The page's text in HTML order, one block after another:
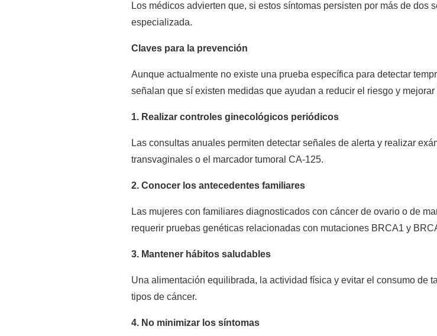
Los médicos advierten que, si estos síntomas persisten por más de dos
especializada.
Claves para la prevención
Aunque actualmente no existe una prueba específica para detectar
señalan que sí existen medidas que ayudan a reducir el riesgo y
1. Realizar controles ginecológicos periódicos
Las consultas anuales permiten detectar señales de alerta y realizar
transvaginales o el marcador tumoral CA-125.
2. Conocer los antecedentes familiares
Las mujeres con familiares diagnosticados con cáncer de ovario o de
requerir pruebas genéticas relacionadas con mutaciones BRCA1 y
3. Mantener hábitos saludables
Una alimentación equilibrada, la actividad física y evitar el consumo de
tipos de cáncer.
4. No minimizar los síntomas